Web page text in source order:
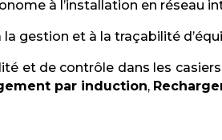
à l’installation en réseau
gestion et à la traçabilité
et de contrôle dans les
par induction,